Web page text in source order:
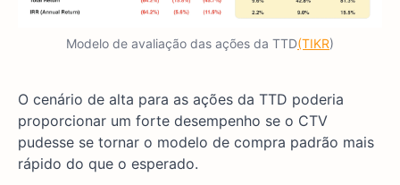
Modelo de avaliação das ações da TTD(TIKR)
O cenário de alta para as ações da TTD poderia
proporcionar um forte desempenho se o CTV
pudesse se tornar o modelo de compra padrão mais
rápido do que o esperado.